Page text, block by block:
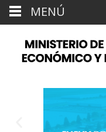
MENÚ